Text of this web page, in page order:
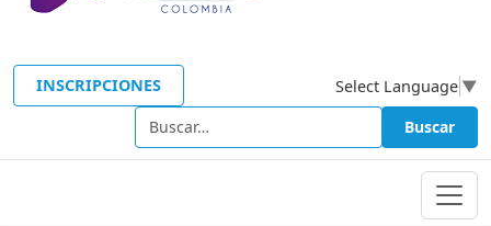
INSCRIPCIONES Select Language ▼
Buscar Buscar